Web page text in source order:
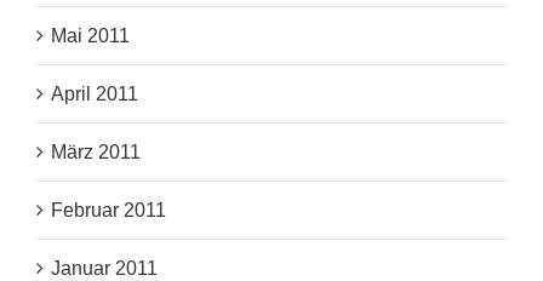
Mai 2011
April 2011
März 2011
Februar 2011
Januar 2011